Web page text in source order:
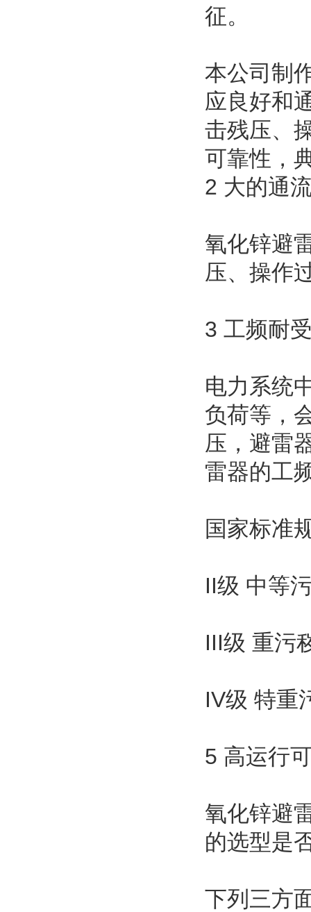
征。
本公司制
应良好和
击残压、
可靠性，
2 大的通
氧化锌避
压、操作
3 工频耐
电力系统
负荷等，
压，避雷
雷器的工
国家标准
II级 中等
III级 重污
IV级 特重
5 高运行
氧化锌避
的选型是
下列三方